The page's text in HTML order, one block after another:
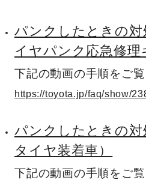
パンクしたときの対
イヤパンク応急修理
下記の動画の手順をご覧
https://toyota.jp/faq/show/
パンクしたときの対
タイヤ装着車）
下記の動画の手順をご覧